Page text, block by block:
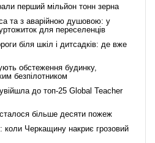
перший мільйон тонн зерна
та з аварійною душовою: у
для переселенців
біля шкіл і дитсадків: де вже
обстеження будинку,
безпілотником
до топ-25 Global Teacher
більше десяти пожеж
коли Черкащину накриє грозовий